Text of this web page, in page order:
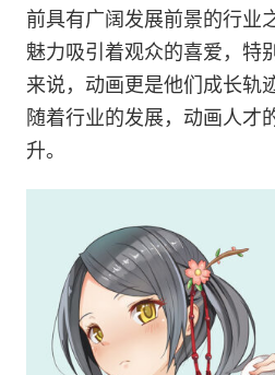
前具有广阔发展前景的行业
魅力吸引着观众的喜爱，特
来说，动画更是他们成长轨
随着行业的发展，动画人才
升。